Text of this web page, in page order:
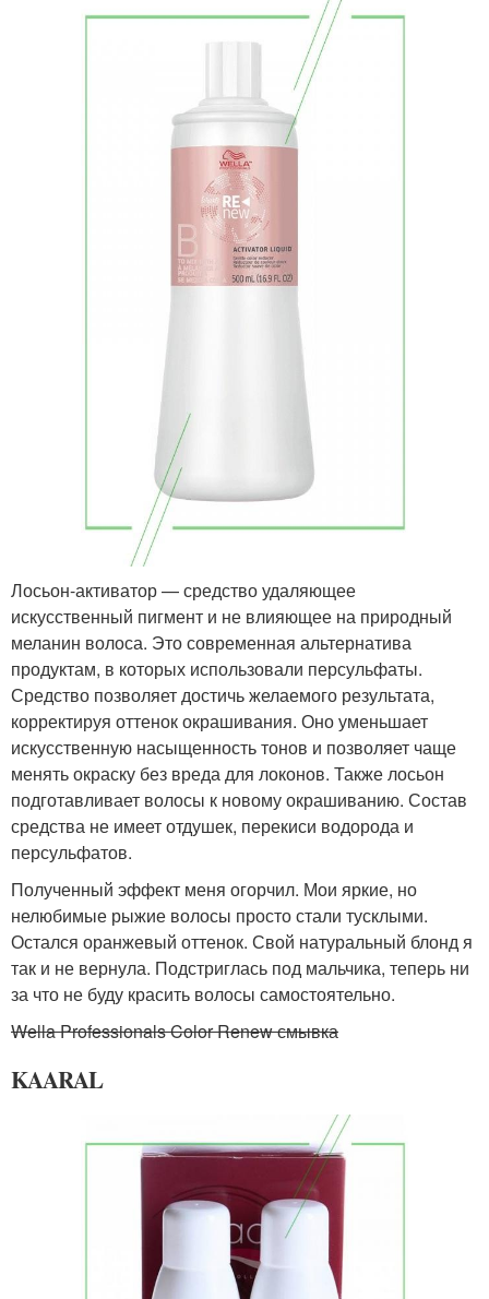
Лосьон-активатор — средство удаляющее
искусственный пигмент и не влияющее на природный
меланин волоса. Это современная альтернатива
продуктам, в которых использовали персульфаты.
Средство позволяет достичь желаемого результата,
корректируя оттенок окрашивания. Оно уменьшает
искусственную насыщенность тонов и позволяет чаще
менять окраску без вреда для локонов. Также лосьон
подготавливает волосы к новому окрашиванию. Состав
средства не имеет отдушек, перекиси водорода и
персульфатов.
Полученный эффект меня огорчил. Мои яркие, но
нелюбимые рыжие волосы просто стали тусклыми.
Остался оранжевый оттенок. Свой натуральный блонд я
так и не вернула. Подстриглась под мальчика, теперь ни
за что не буду красить волосы самостоятельно.
Wella Professionals Color Renew смывка
KAARAL